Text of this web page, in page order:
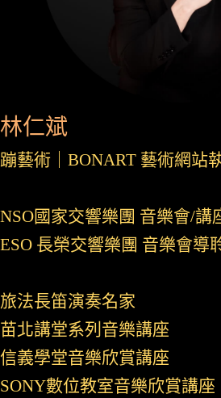
林仁斌
蹦藝術｜BONART 藝術網站
NSO國家交響樂團 音樂會/講
ESO 長榮交響樂團 音樂會導
旅法長笛演奏名家
苗北講堂系列音樂講座
信義學堂音樂欣賞講座
SONY數位教室音樂欣賞講座